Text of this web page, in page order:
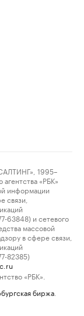
1995–
«РБК»
информации
связи,
63848) и сетевого
массовой
в сфере связи,
82385)
«РБК».
биржа